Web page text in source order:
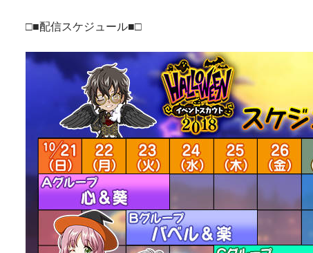
□■配信スケジュール■□